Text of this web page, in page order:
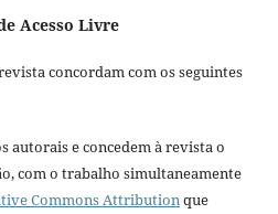
Acesso Livre
concordam com os seguintes
autorais e concedem à revista o
com o trabalho simultaneamente
Commons Attributionque